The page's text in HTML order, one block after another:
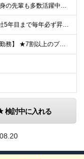
＼未経験大歓迎！文系出身の先輩も多数活躍中／ ◆PCスキルに自信のない方も歓迎 ◆完全未経験OK ◆社会人デビューもOK ◆学歴不問 ＊*こんなアナタにオススメです*＊ ◇事務職に興味があるが、給与
＼平均年収517万円！入社5年目まで毎年必ず昇給／ ■賞与年3回 ■年収800万円以上も可 ■入社3年以上の平均年収469.2万円 月給23万2000円以上＋賞与年3回＋各種手当 ☆入社5年目まで最
【研修中はフルリモート勤務】 ★7割以上のプロジェクトでリモートワークを導入 ★一都三県のプロジェクト先 ★転居を伴う転勤なし ＜プロジェクト先＞ 東京・神奈川・千葉・埼玉でのプロジェクト先にて勤務
検討中に入れる